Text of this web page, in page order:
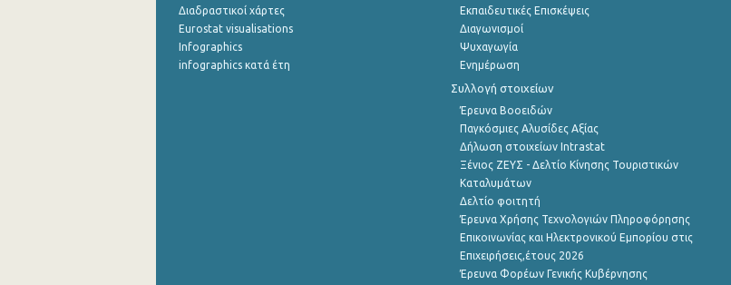
Διαδραστικοί χάρτες
Eurostat visualisations
Infographics
infographics κατά έτη
Εκπαιδευτικές Επισκέψεις
Διαγωνισμοί
Ψυχαγωγία
Ενημέρωση
Συλλογή στοιχείων
Έρευνα Βοοειδών
Παγκόσμιες Αλυσίδες Αξίας
Δήλωση στοιχείων Intrastat
Ξένιος ΖΕΥΣ - Δελτίο Κίνησης Τουριστικών
Καταλυμάτων
Δελτίο φοιτητή
Έρευνα Χρήσης Τεχνολογιών Πληροφόρησης
Επικοινωνίας και Ηλεκτρονικού Εμπορίου στις
Επιχειρήσεις,έτους 2026
Έρευνα Φορέων Γενικής Κυβέρνησης